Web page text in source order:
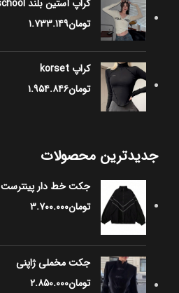
کراپ آستین بلند school
تومان۱.۷۳۳.۱۴۹
کراپ korset
تومان۱.۹۵۴.۸۴۶
جدیدترین محصولات
جکت خط دار پینترست
تومان۳.۷۰۰.۰۰۰
جکت مخملی ژاپنی
تومان۲.۸۵۰.۰۰۰